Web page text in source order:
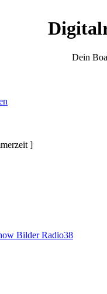
Dein
]
Bilder Radio38